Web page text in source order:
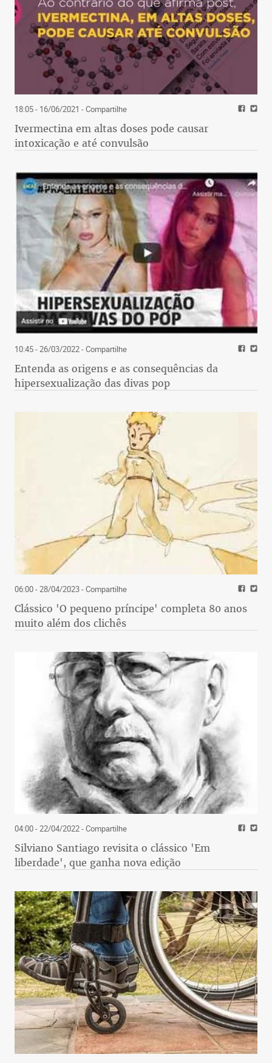
18:05 - 16/06/2021 - Compartilhe
Ivermectina em altas doses pode causar
intoxicação e até convulsão
10:45 - 26/03/2022- Compartilhe
Entenda as origens e as consequências da
hipersexualização das divas pop
06:00 - 28/04/2023- Compartilhe
Clássico 'O pequeno príncipe' completa 80 anos
muito além dos clichês
04:00 - 22/04/2022- Compartilhe
Silviano Santiago revisita o clássico 'Em
liberdade', que ganha nova edição